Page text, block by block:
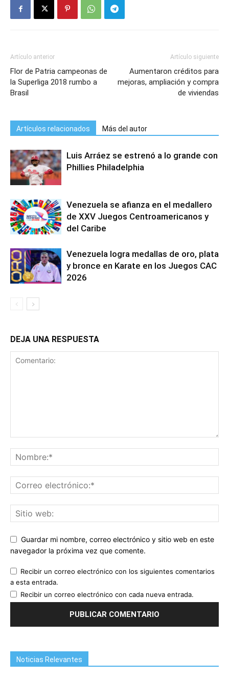
Artículo anterior
Flor de Patria campeonas de
la Superliga 2018 rumbo a
Brasil
Artículo siguiente
Aumentaron créditos para
mejoras, ampliación y compra
de viviendas
Artículos relacionados Más del autor
Luis Arráez se estrenó a lo grande con
Phillies Philadelphia
Venezuela se afianza en el medallero
de XXV Juegos Centroamericanos y
del Caribe
Venezuela logra medallas de oro, plata
y bronce en Karate en los Juegos CAC
2026
DEJA UNA RESPUESTA
Guardar mi nombre, correo electrónico y sitio web en este
navegador la próxima vez que comente.
Recibir un correo electrónico con los siguientes comentarios
a esta entrada.
Recibir un correo electrónico con cada nueva entrada.
Noticias Relevantes